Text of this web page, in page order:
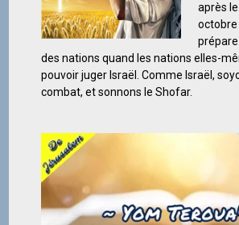
après
octobre
des nations quand les nations elles-
pouvoir juger Israël. Comme Israël,
combat, et sonnons le Shofar.